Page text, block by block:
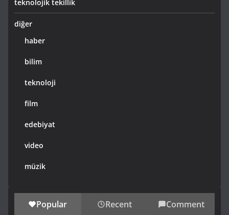
teknolojik tekillik
diğer
haber
bilim
teknoloji
film
edebiyat
video
müzik
Popular Recent Comment